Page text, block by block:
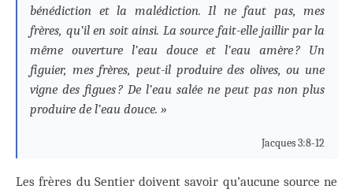
bénédiction et la malédiction. Il ne faut pas, mes
frères, qu’il en soit ainsi. La source fait-elle jaillir par la
même ouverture l’eau douce et l’eau amère ? Un
figuier, mes frères, peut-il produire des olives, ou une
vigne des figues ? De l’eau salée ne peut pas non plus
produire de l’eau douce. »
Jacques 3:8-12
Les frères du Sentier doivent savoir qu’aucune source ne